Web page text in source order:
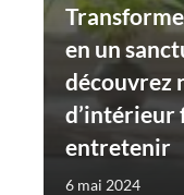
en un
découvrez
d’intérieur
entretenir
6 mai 2024